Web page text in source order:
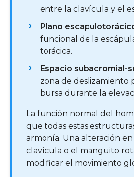
entre la clavícula y el
Plano
funcional de la
torácica.
Espacio subacromial-
zona de deslizamiento
bursa durante la
La función normal del
que todas estas
armonía. Una alteración en
clavícula o el manguito
modificar el movimiento